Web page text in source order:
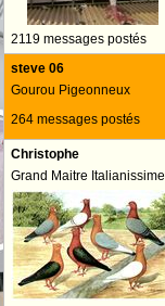
2119 messages postés
steve 06
Gourou Pigeonneux
264 messages postés
Christophe
Grand Maitre Italianissime